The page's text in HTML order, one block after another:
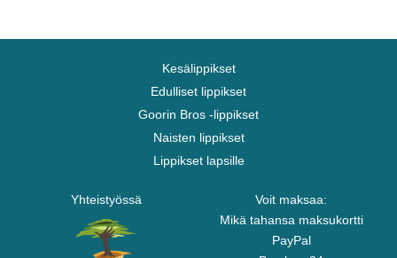
Kesälippikset
Edulliset lippikset
Goorin Bros -lippikset
Naisten lippikset
Lippikset lapsille
Yhteistyössä
Voit maksaa:
Mikä tahansa maksukortti
PayPal